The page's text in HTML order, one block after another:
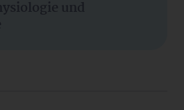
und